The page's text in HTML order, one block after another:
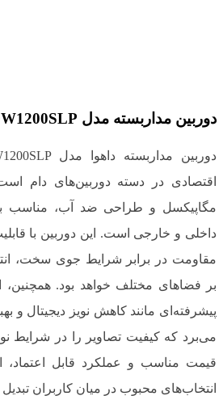
دوربین مداربسته مدل HDW1200SLP برند داهوا
مگاپیکسل و طراحی ضد آب، مناسب
مقاومت در برابر شرایط جوی سخت،
بر فضاهای مختلف خواهد بود. همچنین،
پیشرفته‌ای مانند کاهش نویز دیجیتال و
می‌برد که کیفیت تصاویر را در
قیمت مناسب و عملکرد قابل اعتماد،
انتخاب‌های محبوب در میان کاربران